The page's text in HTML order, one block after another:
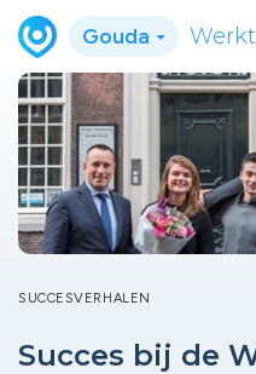
Gouda Werkt
SUCCESVERHALEN
Succes bij de